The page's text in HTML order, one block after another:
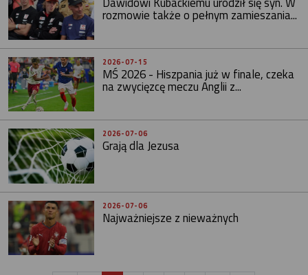
rozmowie także o pełnym zamieszania...
2026-07-15
MŚ 2026 - Hiszpania już w finale, czeka
na zwycięzcę meczu Anglii z...
2026-07-06
Grają dla Jezusa
2026-07-06
Najważniejsze z nieważnych